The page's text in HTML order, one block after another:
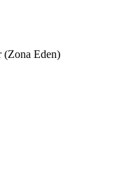
(Zona Eden)